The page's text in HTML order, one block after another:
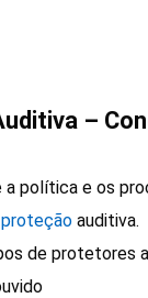
–
a política e os
proteção auditiva.
de protetores